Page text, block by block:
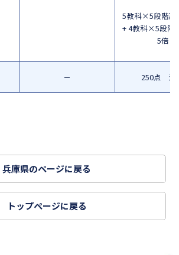
－
5教科×5段階
+ 4教科×5段階
5倍
250点 満
兵庫県のページに戻る
トップページに戻る